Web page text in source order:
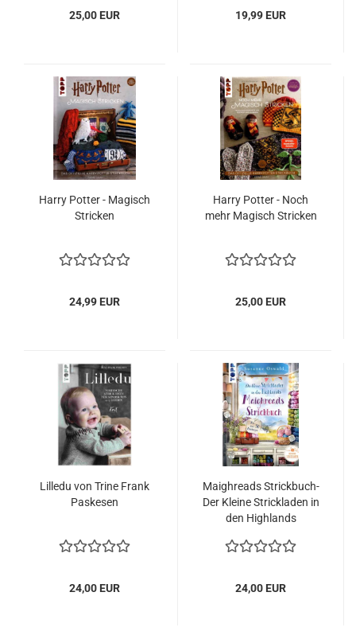
25,00 EUR 19,99 EUR
Harry Potter - Magisch
Stricken
24,99 EUR
Harry Potter - Noch
mehr Magisch Stricken
25,00 EUR
Lilledu von Trine Frank
Paskesen
24,00 EUR
Maighreads Strickbuch-
Der Kleine Strickladen in
den Highlands
24,00 EUR